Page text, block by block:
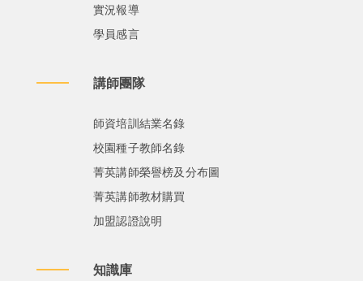
實況報導
學員感言
講師團隊
師資培訓結業名錄
校園種子教師名錄
菁英講師榮譽榜及分布圖
菁英講師教材購買
加盟認證說明
知識庫